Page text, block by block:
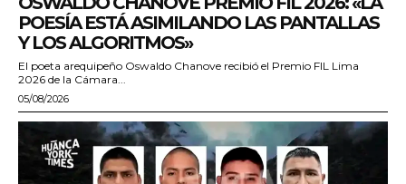
POESÍA ESTÁ ASIMILANDO LAS PANTALLAS
Y LOS ALGORITMOS»
El poeta arequipeño Oswaldo Chanove recibió el Premio FIL Lima
2026 de la Cámara...
05/08/2026